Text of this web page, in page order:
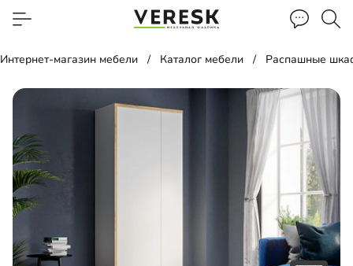
Интернет-магазин мебели Каталог мебели Распашные